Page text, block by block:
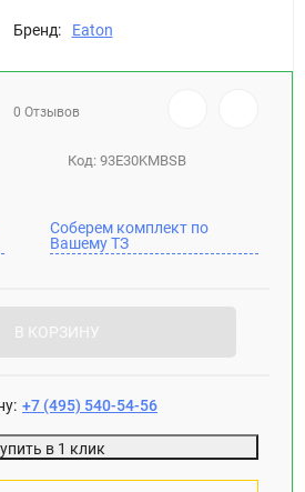
Бренд: Eaton
0 Отзывов
Код: 93E30KMBSB
Соберем комплект по
Вашему ТЗ
В КОРЗИНУ
+7 (495) 540-54-56
в 1 клик